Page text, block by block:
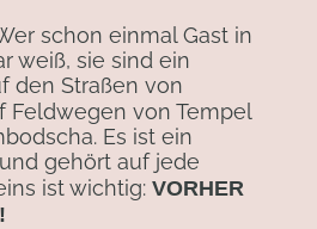
schon einmal Gast in
weiß, sie sind ein
den Straßen von
Feldwegen von Tempel
Es ist ein
gehört auf jede
ist wichtig: VORHER